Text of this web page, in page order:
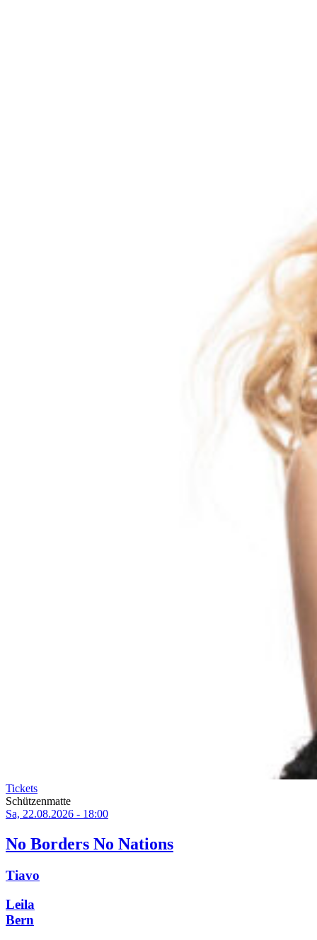
Tickets
Schützenmatte
Sa, 22.08.2026 - 18:00
No Borders No Nations
Tiavo
Leila
Bern